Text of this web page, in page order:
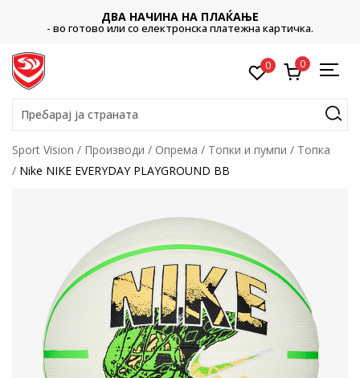
ДВА НАЧИНА НА ПЛАЌАЊЕ
- во готово или со електронска платежна картичка.
0 0
Пребарај ја страната
Sport Vision Производи Опрема Топки и пумпи
Топка
Nike NIKE EVERYDAY PLAYGROUND BB